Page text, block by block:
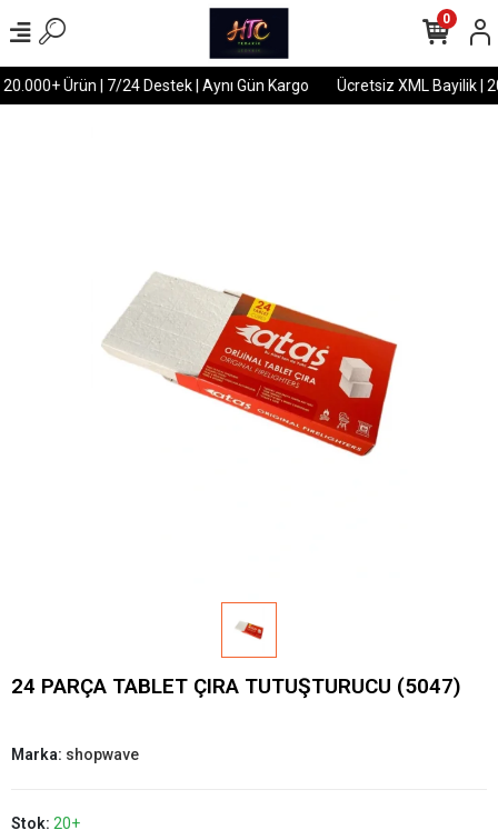
Ürün | 7/24 Destek | Aynı Gün Kargo Ücretsiz XML Bayilik |
0
24 PARÇA TABLET ÇIRA TUTUŞTURUCU (5047)
Marka: shopwave
Stok: 20+